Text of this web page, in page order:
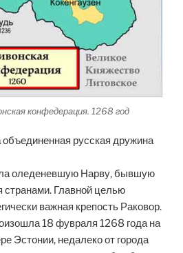
конфедерация. 1268 год
объединенная русская дружина
оледеневшую Нарву, бывшую
странами. Главной целью
важная крепость Раковор.
18 фувраля 1268 года на
Эстонии, недалеко от города